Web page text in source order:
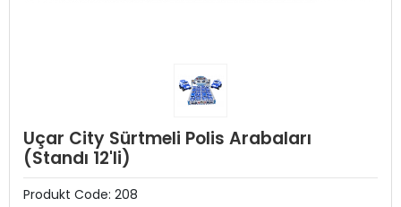
Uçar City Sürtmeli Polis Arabaları
(Standı 12'li)
Produkt Code: 208